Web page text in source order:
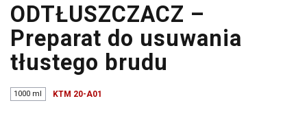
ODTŁUSZCZACZ –
Preparat do usuwania
tłustego brudu
1000 ml KTM 20-A01